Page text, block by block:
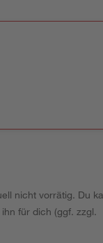
nicht vorrätig. Du
für dich (ggf. zzgl.